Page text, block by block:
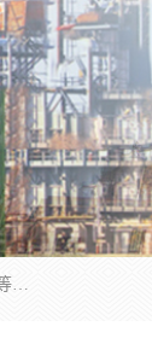
连云港众邦石化设备制造有限公司是一家鹤管厂家主营：鹤管、装车鹤管等，是致力于石油、石化等流体装卸设备(主要产品如鹤管、输油臂、脱缆钩等)的咨询、设计、制造、检测、安装指导、系统调试、维修维护等业务的公司。